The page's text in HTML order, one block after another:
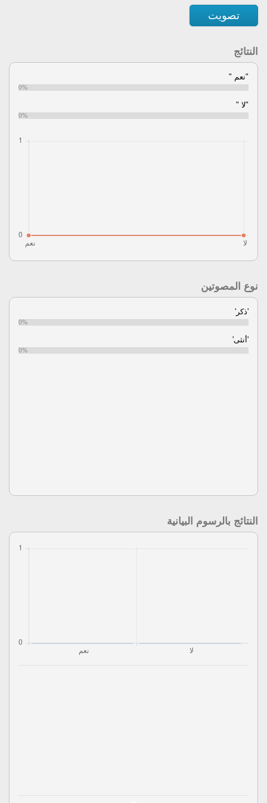
تصويت
النتائج
"نعم "
0%
"لا "
0%
نوع المصوتين
'ذكر'
0%
'أنثى'
0%
النتائج بالرسوم البيانية